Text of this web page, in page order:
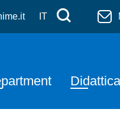
Skip to main
IT Menù
Cerca
Didattica